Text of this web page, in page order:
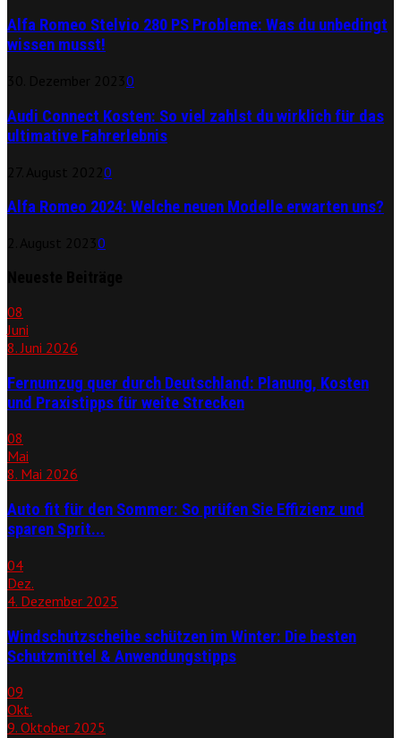
Alfa Romeo Stelvio 280 PS Probleme: Was du unbedingt
wissen musst!
0
Audi Connect Kosten: So viel zahlst du wirklich für das
ultimative Fahrerlebnis
0
Alfa Romeo 2024: Welche neuen Modelle erwarten uns?
0
08
Juni
8. Juni 2026
Fernumzug quer durch Deutschland: Planung, Kosten
und Praxistipps für weite Strecken
08
Mai
8. Mai 2026
Auto fit für den Sommer: So prüfen Sie Effizienz und
sparen Sprit...
04
Dez.
4. Dezember 2025
Windschutzscheibe schützen im Winter: Die besten
Schutzmittel & Anwendungstipps
09
Okt.
9. Oktober 2025